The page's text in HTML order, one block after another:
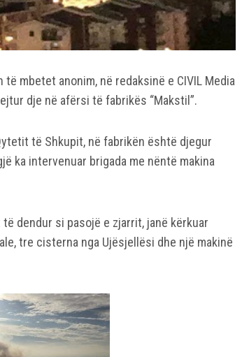
mbetet anonim, në redaksinë e CIVIL Media
dje në afërsi të fabrikës “Makstil”.
të Shkupit, në fabrikën është djegur
ka intervenuar brigada me nëntë makina
dendur si pasojë e zjarrit, janë kërkuar
tre cisterna nga Ujësjellësi dhe një makinë